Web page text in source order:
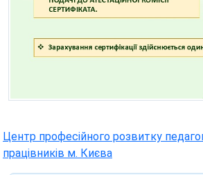
Центр професійного розвитку
працівників м. Києва